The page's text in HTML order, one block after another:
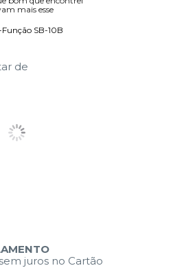
mais esse
SB-10B
de
juros no Cartão